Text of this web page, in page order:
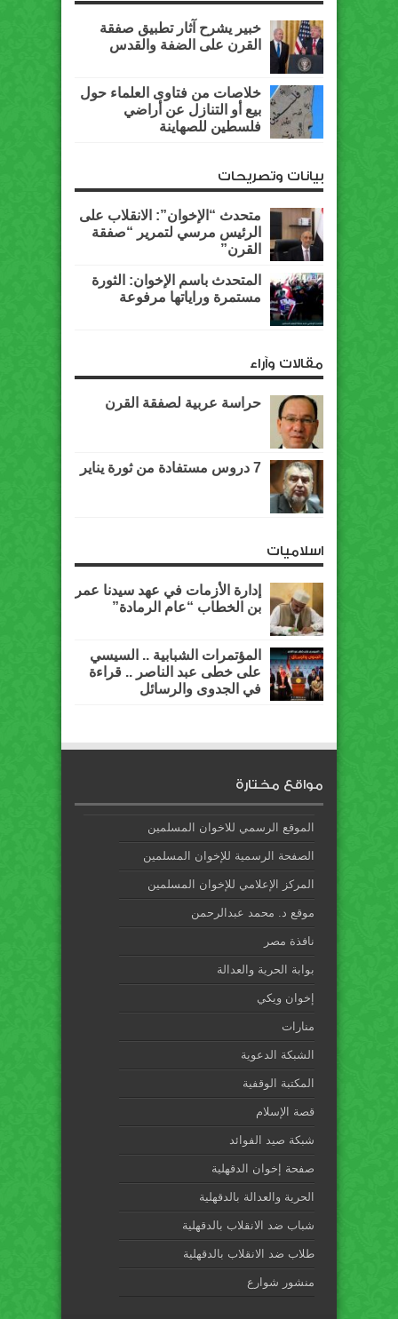
خبير يشرح آثار تطبيق صفقة
القرن على الضفة والقدس
خلاصات من فتاوى العلماء حول
بيع أو التنازل عن أراضي
فلسطين للصهاينة
بيانات وتصريحات
متحدث “الإخوان”: الانقلاب على
الرئيس مرسي لتمرير “صفقة
القرن”
المتحدث باسم الإخوان: الثورة
مستمرة وراياتها مرفوعة
مقالات وآراء
حراسة عربية لصفقة القرن
7 دروس مستفادة من ثورة يناير
اسلاميات
إدارة الأزمات في عهد سيدنا عمر
بن الخطاب “عام الرمادة”
المؤتمرات الشبابية .. السيسي
على خطى عبد الناصر .. قراءة
في الجدوى والرسائل
مواقع مختارة
الموقع الرسمي للاخوان المسلمين
الصفحة الرسمية للإخوان المسلمين
المركز الإعلامي للإخوان المسلمين
موقع د. محمد عبدالرحمن
نافذة مصر
بوابة الحرية والعدالة
إخوان ويكي
منارات
الشبكة الدعوية
المكتبة الوقفية
قصة الإسلام
شبكة صيد الفوائد
صفحة إخوان الدقهلية
الحرية والعدالة بالدقهلية
شباب ضد الانقلاب بالدقهلية
طلاب ضد الانقلاب بالدقهلية
منشور شوارع